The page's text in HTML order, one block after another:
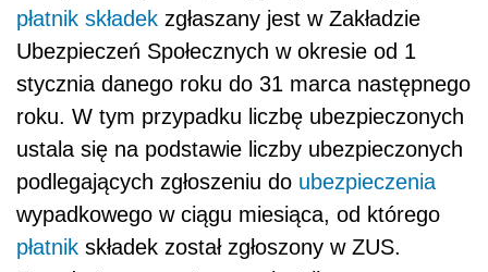
płatnik składek zgłaszany jest w Zakładzie
Ubezpieczeń Społecznych w okresie od 1
stycznia danego roku do 31 marca następnego
roku. W tym przypadku liczbę ubezpieczonych
ustala się na podstawie liczby ubezpieczonych
podlegających zgłoszeniu do ubezpieczenia
wypadkowego w ciągu miesiąca, od którego
płatnik składek został zgłoszony w ZUS.